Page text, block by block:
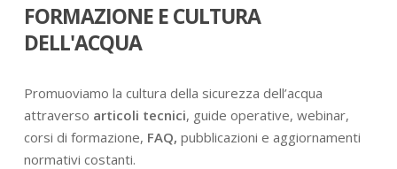
FORMAZIONE E CULTURA
DELL'ACQUA
Promuoviamo la cultura della sicurezza dell’acqua
attraverso articoli tecnici, guide operative, webinar,
corsi di formazione, FAQ, pubblicazioni e aggiornamenti
normativi costanti.